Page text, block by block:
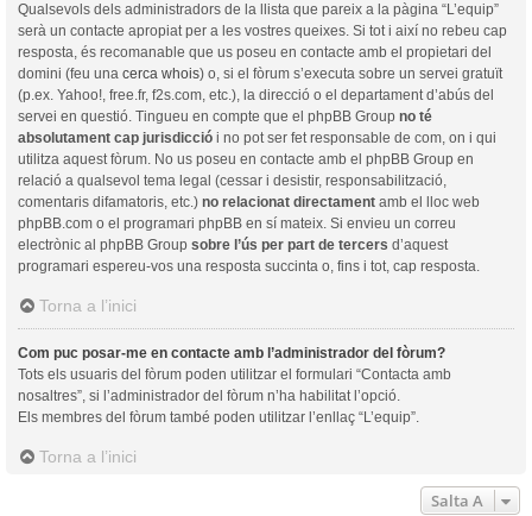
Qualsevols dels administradors de la llista que pareix a la pàgina “L’equip”
serà un contacte apropiat per a les vostres queixes. Si tot i així no rebeu cap
resposta, és recomanable que us poseu en contacte amb el propietari del
domini (feu una cerca whois) o, si el fòrum s’executa sobre un servei gratuït
(p.ex. Yahoo!, free.fr, f2s.com, etc.), la direcció o el departament d’abús del
servei en questió. Tingueu en compte que el phpBB Group no té
absolutament cap jurisdicció i no pot ser fet responsable de com, on i qui
utilitza aquest fòrum. No us poseu en contacte amb el phpBB Group en
relació a qualsevol tema legal (cessar i desistir, responsabilització,
comentaris difamatoris, etc.) no relacionat directament amb el lloc web
phpBB.com o el programari phpBB en sí mateix. Si envieu un correu
electrònic al phpBB Group sobre l’ús per part de tercers d’aquest
programari espereu-vos una resposta succinta o, fins i tot, cap resposta.
Torna a l’inici
Com puc posar-me en contacte amb l’administrador del fòrum?
Tots els usuaris del fòrum poden utilitzar el formulari “Contacta amb
nosaltres”, si l’administrador del fòrum n’ha habilitat l’opció.
Els membres del fòrum també poden utilitzar l’enllaç “L’equip”.
Torna a l’inici
Salta A